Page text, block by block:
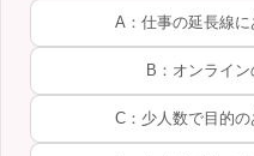
A：仕事の延長線
B：オンライ
C：少人数で目的